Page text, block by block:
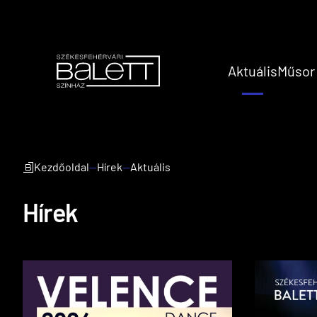
Aktuális
Kezdőoldal—Hírek—Aktuális
Hírek